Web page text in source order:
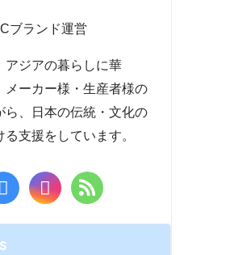
ブランド運営
アジアの暮らしに華
メーカー様・生産者様の
ら、日本の伝統・文化の
支援をしています。